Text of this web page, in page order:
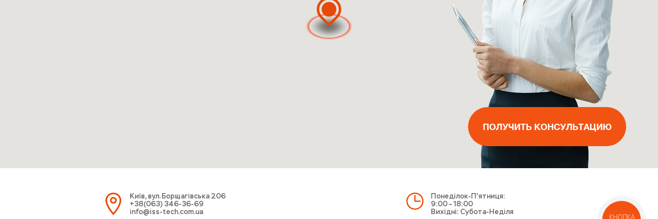
ПОЛУЧИТЬ КОНСУЛЬТАЦИЮ
ВЫЗВАТЬ КУРЬЕРА
ВЫЗВАТЬ МАСТЕРА
ПОЛУЧИТЬ КОНСУЛЬТАЦИЮ
ПОЛУЧИТЬ КОНСУЛЬТАЦИЮ
Київ, вул. Борщагівська 206
+38(063) 346-36-69
info@iss-tech.com.ua
Понеділок-П'ятниця:
9:00 – 18:00
Вихідні: Субота-Неділя
КНОПКА